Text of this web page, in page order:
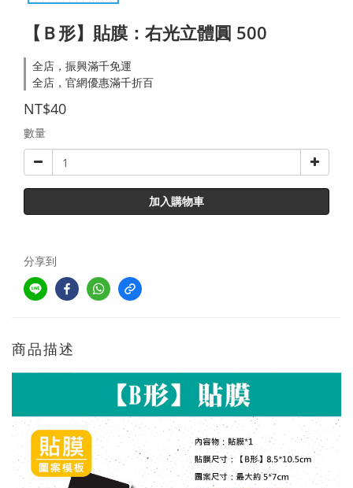
【Ｂ形】貼膜：右光立體圓 500
全店，振興滿千免運
全店，官網優惠滿千折百
NT$40
數量
加入購物車
分享到
商品描述